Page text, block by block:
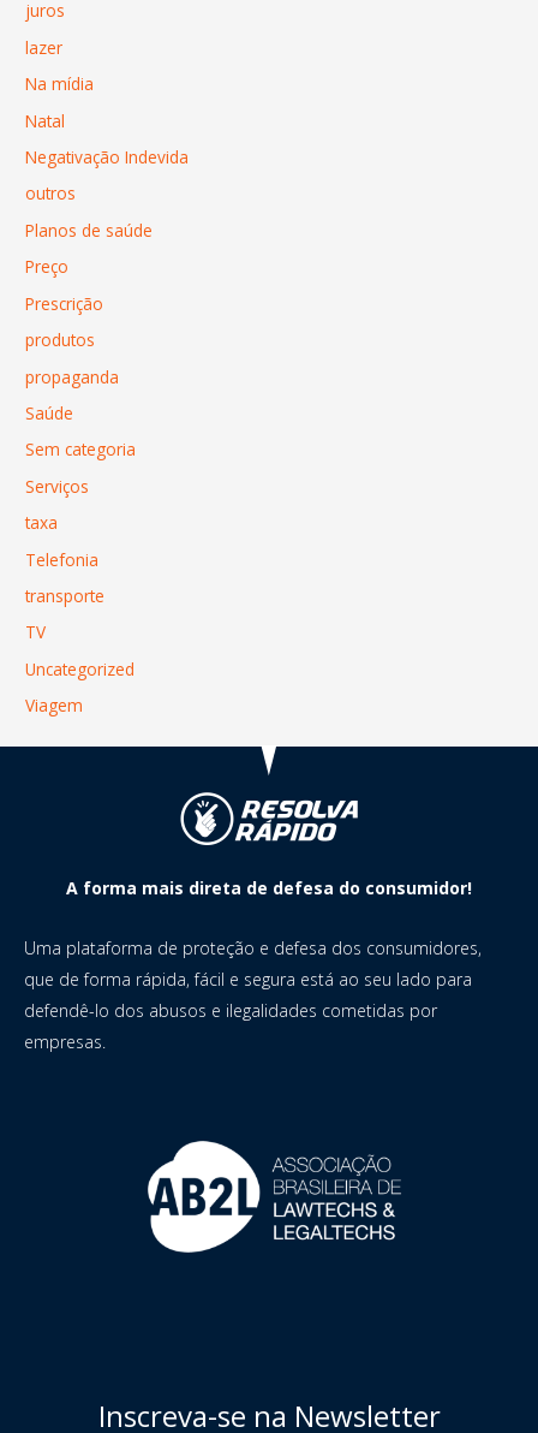
juros
lazer
Na mídia
Natal
Negativação Indevida
outros
Planos de saúde
Preço
Prescrição
produtos
propaganda
Saúde
Sem categoria
Serviços
taxa
Telefonia
transporte
TV
Uncategorized
Viagem
A forma mais direta de defesa do consumidor!
Uma plataforma de proteção e defesa dos consumidores,
que de forma rápida, fácil e segura está ao seu lado para
defendê-lo dos abusos e ilegalidades cometidas por
empresas.
Inscreva-se na Newsletter